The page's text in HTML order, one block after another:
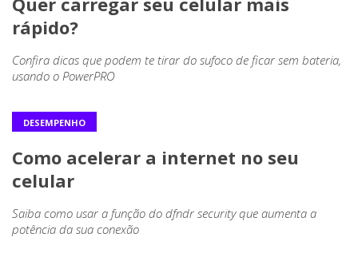
rápido?
Confira dicas que podem te tirar do sufoco de ficar sem bateria,
usando o PowerPRO
DESEMPENHO
Como acelerar a internet no seu
celular
Saiba como usar a função do dfndr security que aumenta a
potência da sua conexão